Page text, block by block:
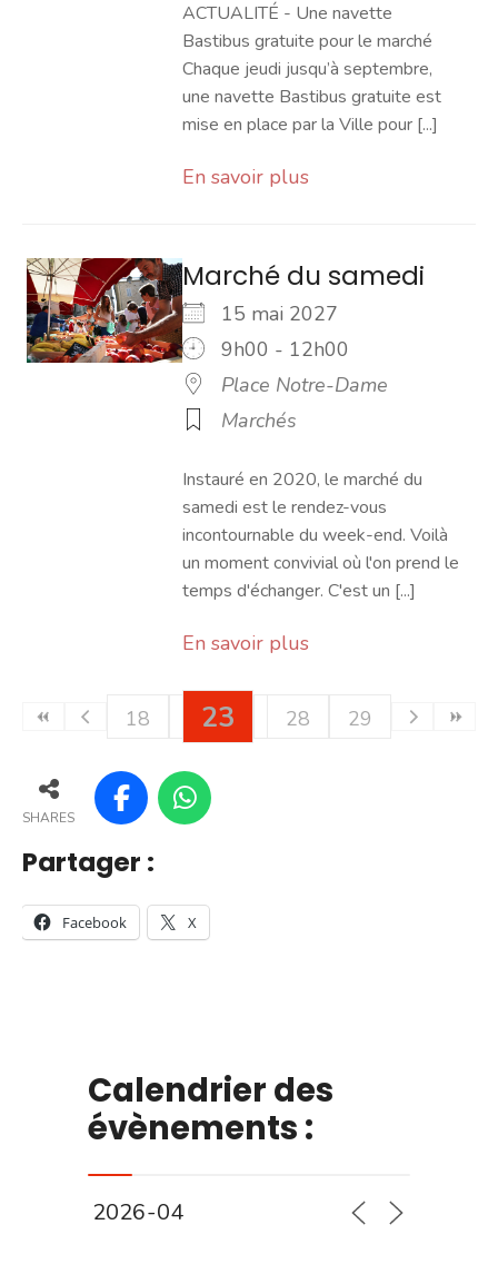
ACTUALITÉ - Une navette
Bastibus gratuite pour le marché
Chaque jeudi jusqu’à septembre,
une navette Bastibus gratuite est
mise en place par la Ville pour [...]
En savoir plus
Marché du samedi
15 mai 2027
9h00 - 12h00
Place Notre-Dame
Marchés
Instauré en 2020, le marché du
samedi est le rendez-vous
incontournable du week-end. Voilà
un moment convivial où l'on prend le
temps d'échanger. C'est un [...]
En savoir plus
18 19 20 21
23 24 26 27
28 29
SHARES
Partager :
Facebook X
Calendrier des
évènements :